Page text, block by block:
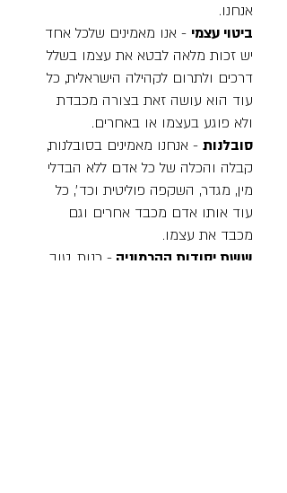
אנחנו.
ביטוי עצמי - אנו מאמינים שלכל אחד
יש זכות מלאה לבטא את עצמו בשלל
דרכים ולתרום לקהילה הישראלית, כל
עוד הוא עושה זאת בצורה מכבדת
ולא פוגע בעצמו או באחרים.
סובלנות - אנחנו מאמינים בסובלנות,
קבלה והכלה של כל אדם ללא הבדלי
מין, מגדר, השקפה פוליטית וכד׳, כל
עוד אותו אדם מכבד אחרים וגם
מכבד את עצמו.
ששת יסודות​ ההרמוניה - כנות, טוב